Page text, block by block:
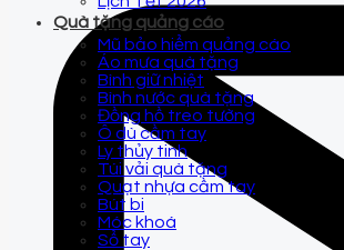
Quà tặng quảng cáo
Mũ bảo hiểm quảng cáo
Áo mưa quà tặng
Bình giữ nhiệt
Bình nước quà tặng
Đồng hồ treo tường
Ô dù cầm tay
Ly thủy tinh
Túi vải quà tặng
Quạt nhựa cầm tay
Bút bi
Móc khoá
Sổ tay